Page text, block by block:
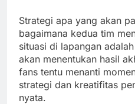
Strategi apa yang akan
bagaimana kedua tim
situasi di lapangan
akan menentukan hasil
fans tentu menanti
strategi dan kreatifitas
nyata.